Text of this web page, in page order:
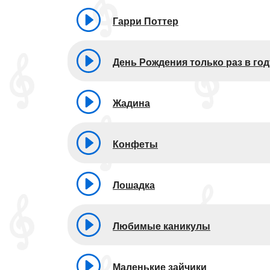
Гарри Поттер
День Рождения только раз в
Жадина
Конфеты
Лошадка
Любимые каникулы
Маленькие зайчики